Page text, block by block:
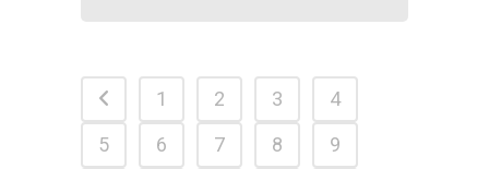
1 2 3
4
5
6 7 8 9